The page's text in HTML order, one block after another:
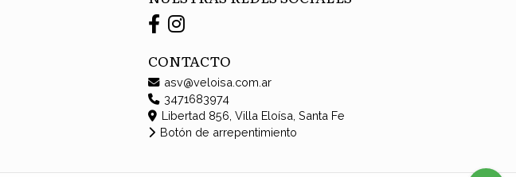
CONTACTO
asv@veloisa.com.ar
3471683974
Libertad 856, Villa Eloísa, Santa Fe
Botón de arrepentimiento